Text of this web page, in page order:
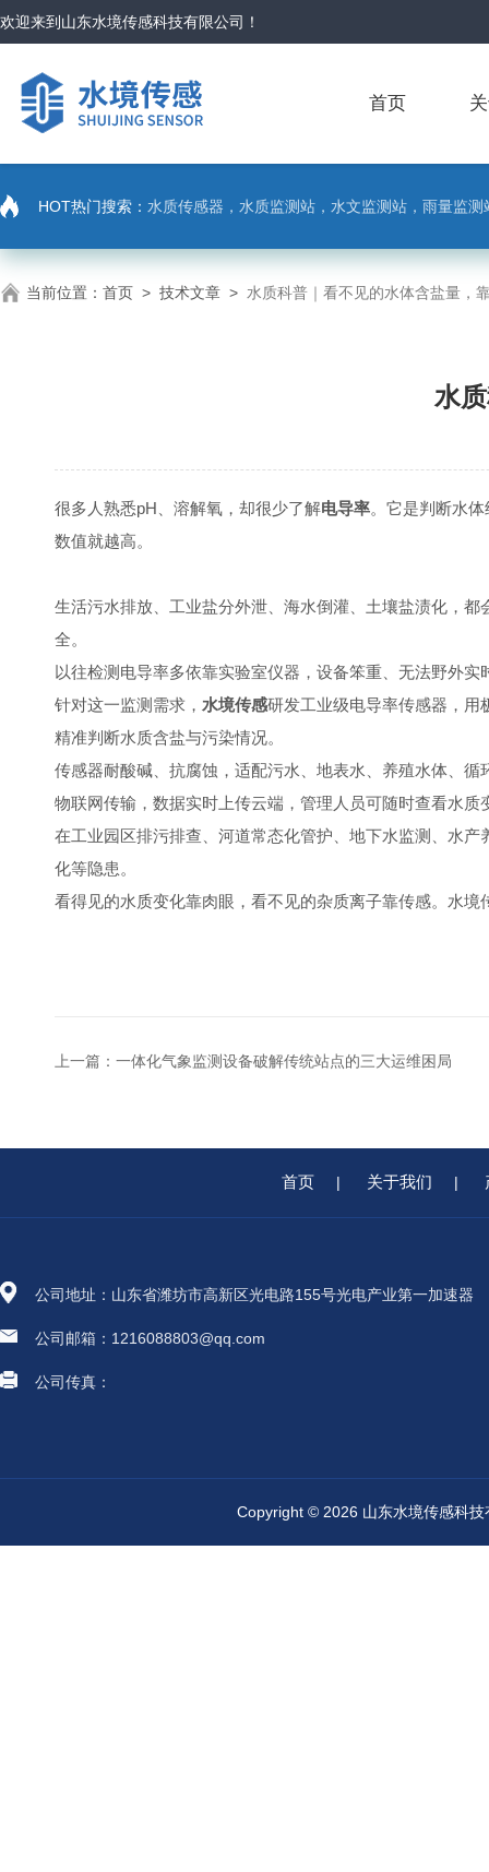
欢迎来到 山东水境传感科技有限公司 ！
首页
HOT热门搜索： 水质传感器，水质监测站，水文监测站，雨量监
当前位置： 首页 > 技术文章 > 水质科普｜看不见的水体含盐量，
水
很多人熟悉pH、溶解氧，却很少了解电导率。它是判断水
数值就越高。
生活污水排放、工业盐分外泄、海水倒灌、土壤盐渍化，
全。
以往检测电导率多依靠实验室仪器，设备笨重、无法野外
针对这一监测需求， 水境传感研发工业级电导率传感器，用
精准判断水质含盐与污染情况。
传感器耐酸碱、抗腐蚀，适配污水、地表水、养殖水体、
物联网传输，数据实时上传云端，管理人员可随时查看水质
在工业园区排污排查、河道常态化管护、地下水监测、水
化等隐患。
看得见的水质变化靠肉眼，看不见的杂质离子靠传感。水
上一篇： 一体化气象监测设备破解传统站点的三大运维困局
首页 | 关于我们 |
公司地址：山东省潍坊市高新区光电路155号光电产业第一加速器
公司邮箱：1216088803@qq.com
公司传真：
Copyright © 2026 山东水境传感科